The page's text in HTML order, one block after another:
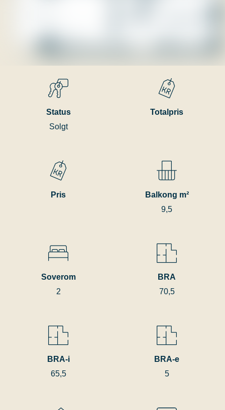
Status
Solgt
Totalpris
Pris
Balkong m²
9,5
Soverom
2
BRA
70,5
BRA-i
65,5
BRA-e
5